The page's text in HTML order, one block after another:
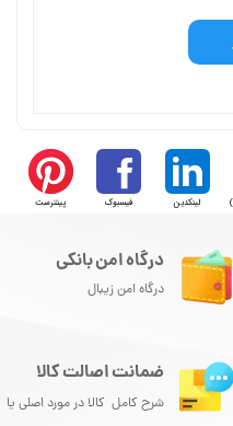
لینکدین فیسبوک پینترست
درگاه امن بانکی
درگاه امن زیبال
ضمانت اصالت کالا
شرح کامل کالا در مورد اصلی یا